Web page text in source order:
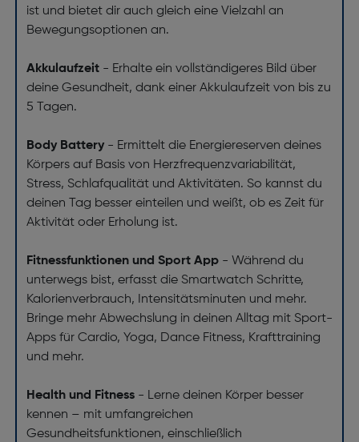
ist und bietet dir auch gleich eine Vielzahl an
Bewegungsoptionen an.
Akkulaufzeit- Erhalte ein vollständigeres Bild über
deine Gesundheit, dank einer Akkulaufzeit von bis zu
5 Tagen.
Body Battery- Ermittelt die Energiereserven deines
Körpers auf Basis von Herzfrequenzvariabilität,
Stress, Schlafqualität und Aktivitäten. So kannst du
deinen Tag besser einteilen und weißt, ob es Zeit für
Aktivität oder Erholung ist.
Fitnessfunktionen und Sport App- Während du
unterwegs bist, erfasst die Smartwatch Schritte,
Kalorienverbrauch, Intensitätsminuten und mehr.
Bringe mehr Abwechslung in deinen Alltag mit Sport-
Apps für Cardio, Yoga, Dance Fitness, Krafttraining
und mehr.
Health und Fitness- Lerne deinen Körper besser
kennen – mit umfangreichen
Gesundheitsfunktionen, einschließlich